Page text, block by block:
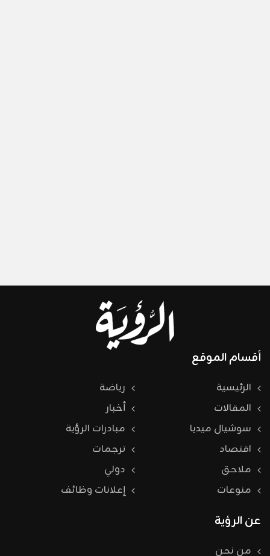
أقسام الموقع
الرئيسية
رياضة
المقالات
أخبار
سوشيال ميديا
مبادرات الرؤية
اقتصاد
ترجمات
ملاحق
دولي
منوعات
إعلانات وظائف
عن الرؤية
من نحن